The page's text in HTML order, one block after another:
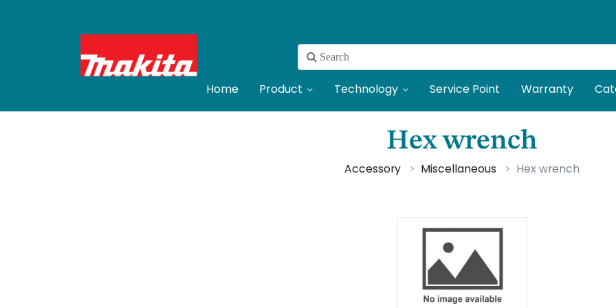
 Search
Home Product Technology Service Point Warranty
Hex wrench
Accessory Miscellaneous Hex wrench